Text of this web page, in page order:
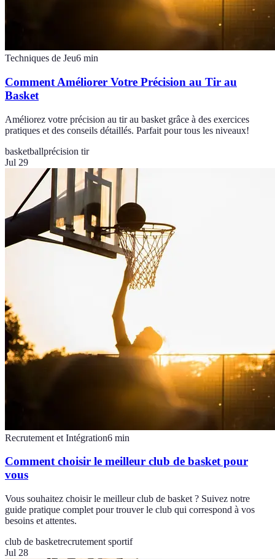
Techniques de Jeu6 min
Comment Améliorer Votre Précision au Tir au
Basket
Améliorez votre précision au tir au basket grâce à des exercices
pratiques et des conseils détaillés. Parfait pour tous les niveaux!
basketballprécision tir
Jul 29
Recrutement et Intégration6 min
Comment choisir le meilleur club de basket pour
vous
Vous souhaitez choisir le meilleur club de basket ? Suivez notre
guide pratique complet pour trouver le club qui correspond à vos
besoins et attentes.
club de basketrecrutement sportif
Jul 28